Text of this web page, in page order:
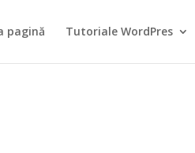
pagină Tutoriale WordPres